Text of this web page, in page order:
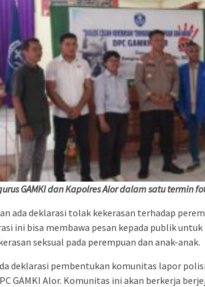
GAMKI dan Kapolres Alor dalam satu termin
ada deklarasi tolak kekerasan terhadap
ini bisa membawa pesan kepada publik
seksual pada perempuan dan anak-anak.
deklarasi pembentukan komunitas lapor
GAMKI Alor. Komunitas ini akan berkerja